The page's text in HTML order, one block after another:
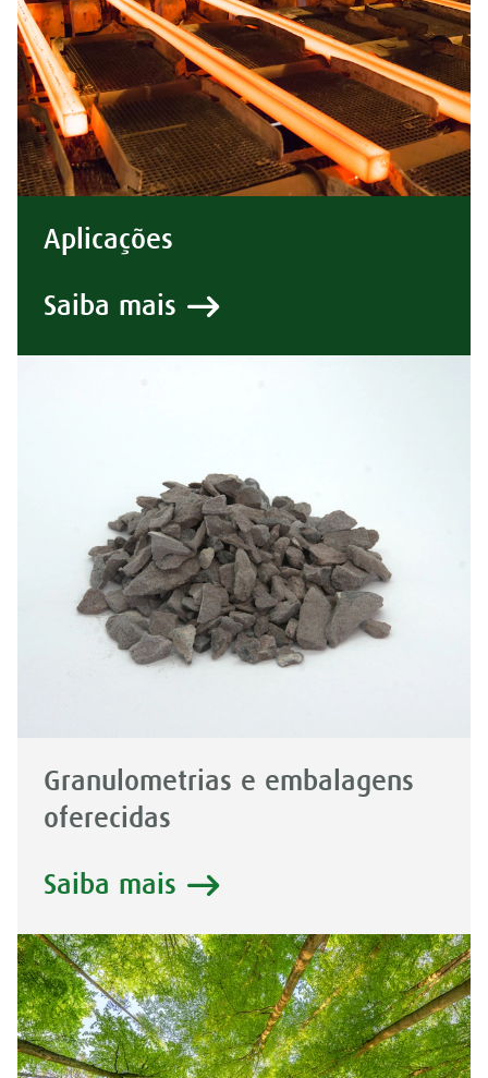
Aplicações
Saiba mais
Granulometrias e embalagens
oferecidas
Saiba mais